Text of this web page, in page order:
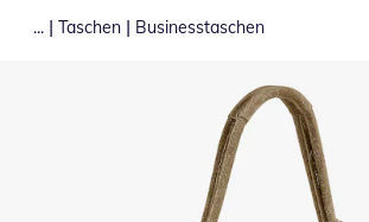
... | Taschen | Businesstaschen